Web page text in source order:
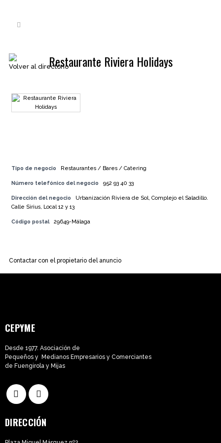
Restaurante Riviera Holidays
Volver al directorio
Tipo de negocio Restaurantes / Bares / Catering
Número telefónico del negocio 952 93 40 33
Dirección del negocio
Urbanización Riviera de Sol, Complejo el Saladillo.
Calle Sirius, Local 12 y 13
Código postal 29649-Málaga
Contactar con el propietario del anuncio
CEPYME
Desde 1977. Asociación de
Pequeños y Medianos Empresarios y Comerciantes
de Fuengirola y Mijas
DIRECCIÓN